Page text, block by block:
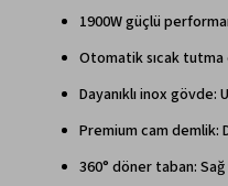
1900W güçlü
Otomatik sıcak tutma
Dayanıklı inox gövde:
Premium cam demlik:
360° döner taban: